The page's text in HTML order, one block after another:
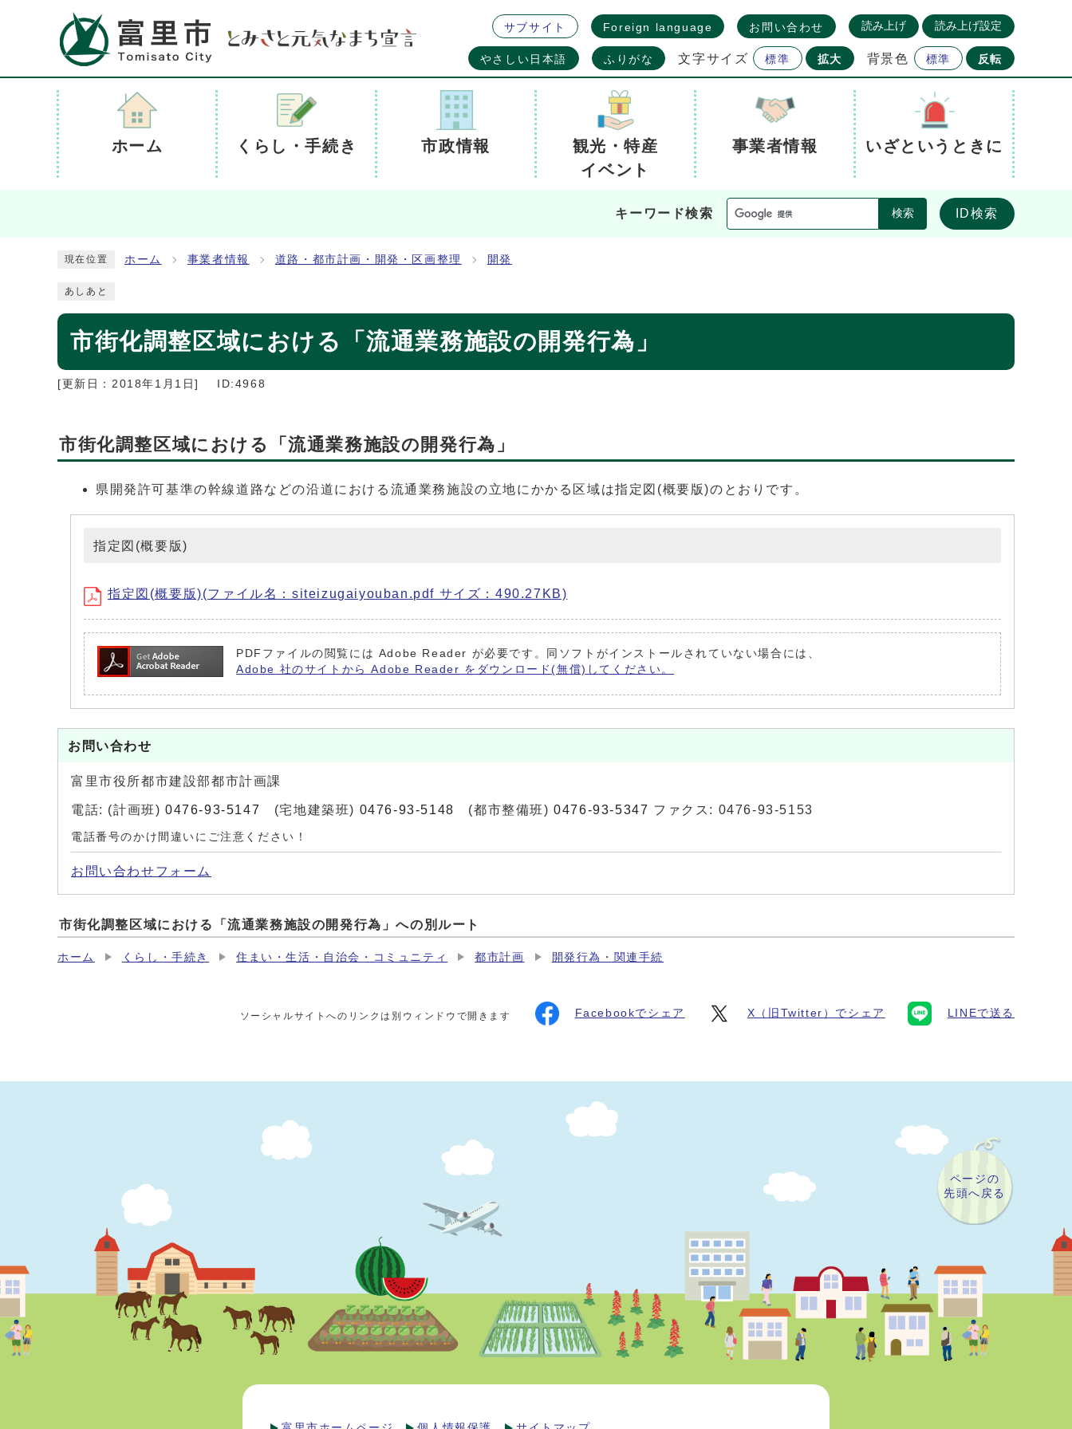
サブサイト Foreign language お問い合わせ 読み上げ 読み上げ設定
やさしい日本語 ふりがな 文字サイズ 標準 拡大 背景色 標準 反転
ホーム くらし・手続き 市政情報
観光・特産
イベント
事業者情報 いざというときに
キーワード検索 検索 ID検索
現在位置 ホーム 事業者情報 道路・都市計画・開発・区画整理 開発
あしあと
市街化調整区域における「流通業務施設の開発行為」
[更新日： 2018年1月1日] ID:4968
市街化調整区域における「流通業務施設の開発行為」
県開発許可基準の幹線道路などの沿道における流通業務施設の立地にかかる区域は指定図(概要版)のとおりです。
指定図(概要版)
指定図(概要版)(ファイル名：siteizugaiyouban.pdf サイズ：490.27KB)
PDFファイルの閲覧には Adobe Reader が必要です。同ソフトがインストールされていない場合には、
Adobe 社のサイトから Adobe Reader をダウンロード(無償)してください。
お問い合わせ
富里市役所都市建設部都市計画課
電話: (計画班) 0476-93-5147 (宅地建築班) 0476-93-5148 (都市整備班)0476-93-5347 ファクス: 0476-93-5153
電話番号のかけ間違いにご注意ください！
お問い合わせフォーム
市街化調整区域における「流通業務施設の開発行為」への別ルート
ホーム くらし・手続き 住まい・生活・自治会・コミュニティ 都市計画 開発行為・関連手続
ソーシャルサイトへのリンクは別ウィンドウで開きます Facebookでシェア X（旧Twitter）でシェア LINEで送る
ページの
先頭へ戻る